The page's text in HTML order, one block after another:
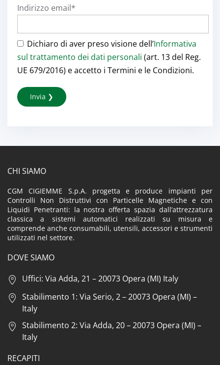
Indirizzo email*
Dichiaro di aver preso visione dell’Informativa
sul trattamento dei dati personali (art. 13 del Reg.
UE 679/2016) e accetto i Termini e le Condizioni.
CHI SIAMO
CGM CIGIEMME S.p.A. progetta e produce impianti per
Controlli Non Distruttivi con Particelle Magnetiche e con
Liquidi Penetranti: la nostra offerta spazia dall’attrezzatura
classica a sistemi automatici realizzati su misura e
comprende anche consumabili, utensili, accessori e strumenti
utilizzati nel settore.
DOVE SIAMO
Uffici: Via Adda, 21 – 20073 Opera (MI) Italy
Stabilimento 1: Via Serio, 2 – 20073 Opera (MI) –
Italy
Stabilimento 2: Via Adda, 20 – 20073 Opera (MI) –
Italy
RECAPITI